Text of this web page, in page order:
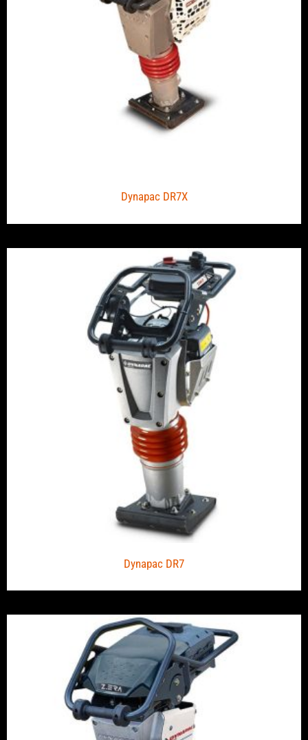
Dynapac DR7X
Dynapac DR7